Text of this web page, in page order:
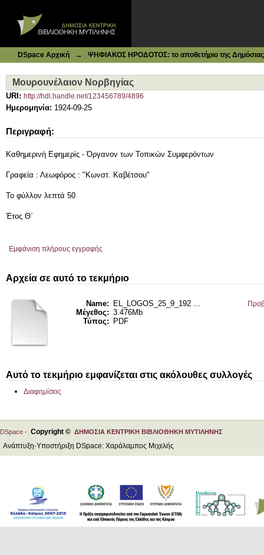
DSpace Αρχική → ΨΗΦΙΑΚΟΣ ΗΡΟΔΟΤΟΣ: το αποθετήριο της Δημόσιας
Μουρουνέλαιον Νορβηγίας
URI: http://hdl.handle.net/123456789/4896
Ημερομηνία: 1924-09-25
Περιγραφή:
Καθημερινή Εφημερίς - Όργανον των Τοπικών Συμφερόντων
Γραφεία : Λεωφόρος : "Κωνστ. Καβέτσου"
Το φύλλον λεπτά 50
Έτος Θ΄
Εμφάνιση πλήρους εγγραφής
Αρχεία σε αυτό το τεκμήριο
Name:
EL_LOGOS_25_9_192 ...
Μέγεθος: 3.476Mb
Τύπος:
PDF
Αυτό το τεκμήριο εμφανίζεται στις ακόλουθες συλλογές
Διαφημίσεις
DSpace - Copyright © ΔΗΜΟΣΙΑ ΚΕΝΤΡΙΚΗ ΒΙΒΛΙΟΘΗΚΗ ΜΥΤΙΛΗΝΗΣ
Ανάπτυξη-Υποστήριξη DSpace: Χαράλαμπος Μιχελής